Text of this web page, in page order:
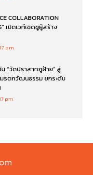
COLLABORATION
เปิดเวทีเชิดชูผู้สร้าง
pm
“วัดปราสาทภูฝ้าย” สู่
รดกวัฒนธรรม ยกระดับ
pm